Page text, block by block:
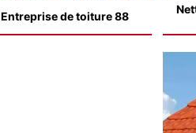
Entreprise de toiture 88